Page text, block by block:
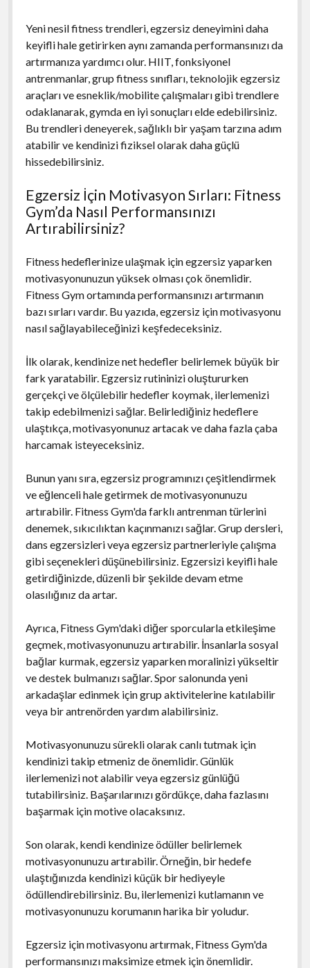
Yeni nesil fitness trendleri, egzersiz deneyimini daha
keyifli hale getirirken aynı zamanda performansınızı da
artırmanıza yardımcı olur. HIIT, fonksiyonel
antrenmanlar, grup fitness sınıfları, teknolojik egzersiz
araçları ve esneklik/mobilite çalışmaları gibi trendlere
odaklanarak, gymda en iyi sonuçları elde edebilirsiniz.
Bu trendleri deneyerek, sağlıklı bir yaşam tarzına adım
atabilir ve kendinizi fiziksel olarak daha güçlü
hissedebilirsiniz.
Egzersiz İçin Motivasyon Sırları: Fitness
Gym’da Nasıl Performansınızı
Artırabilirsiniz?
Fitness hedeflerinize ulaşmak için egzersiz yaparken
motivasyonunuzun yüksek olması çok önemlidir.
Fitness Gym ortamında performansınızı artırmanın
bazı sırları vardır. Bu yazıda, egzersiz için motivasyonu
nasıl sağlayabileceğinizi keşfedeceksiniz.
İlk olarak, kendinize net hedefler belirlemek büyük bir
fark yaratabilir. Egzersiz rutininizi oluştururken
gerçekçi ve ölçülebilir hedefler koymak, ilerlemenizi
takip edebilmenizi sağlar. Belirlediğiniz hedeflere
ulaştıkça, motivasyonunuz artacak ve daha fazla çaba
harcamak isteyeceksiniz.
Bunun yanı sıra, egzersiz programınızı çeşitlendirmek
ve eğlenceli hale getirmek de motivasyonunuzu
artırabilir. Fitness Gym'da farklı antrenman türlerini
denemek, sıkıcılıktan kaçınmanızı sağlar. Grup dersleri,
dans egzersizleri veya egzersiz partnerleriyle çalışma
gibi seçenekleri düşünebilirsiniz. Egzersizi keyifli hale
getirdiğinizde, düzenli bir şekilde devam etme
olasılığınız da artar.
Ayrıca, Fitness Gym'daki diğer sporcularla etkileşime
geçmek, motivasyonunuzu artırabilir. İnsanlarla sosyal
bağlar kurmak, egzersiz yaparken moralinizi yükseltir
ve destek bulmanızı sağlar. Spor salonunda yeni
arkadaşlar edinmek için grup aktivitelerine katılabilir
veya bir antrenörden yardım alabilirsiniz.
Motivasyonunuzu sürekli olarak canlı tutmak için
kendinizi takip etmeniz de önemlidir. Günlük
ilerlemenizi not alabilir veya egzersiz günlüğü
tutabilirsiniz. Başarılarınızı gördükçe, daha fazlasını
başarmak için motive olacaksınız.
Son olarak, kendi kendinize ödüller belirlemek
motivasyonunuzu artırabilir. Örneğin, bir hedefe
ulaştığınızda kendinizi küçük bir hediyeyle
ödüllendirebilirsiniz. Bu, ilerlemenizi kutlamanın ve
motivasyonunuzu korumanın harika bir yoludur.
Egzersiz için motivasyonu artırmak, Fitness Gym'da
performansınızı maksimize etmek için önemlidir.